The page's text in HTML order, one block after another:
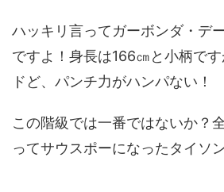
ハッキリ言ってガーボンダ・デ
ですよ！身長は166㎝と小柄で
ドど、パンチ力がハンパない！
この階級では一番ではないか？
ってサウスポーになったタイソ